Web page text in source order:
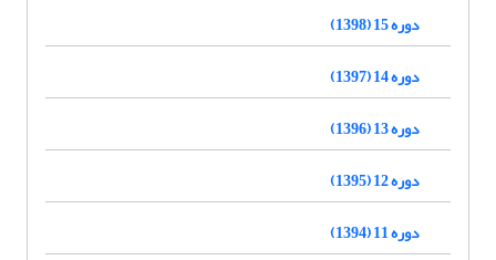
دوره 15 (1398)
دوره 14 (1397)
دوره 13 (1396)
دوره 12 (1395)
دوره 11 (1394)